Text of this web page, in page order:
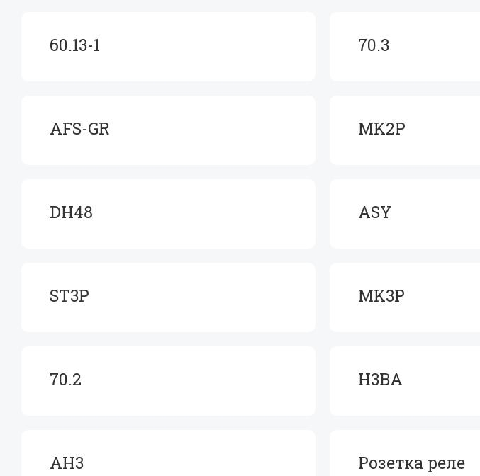
60.13-1 70.3
AFS-GR MK2P
DH48 ASY
ST3P MK3P
70.2 H3BA
AH3 Розетка реле